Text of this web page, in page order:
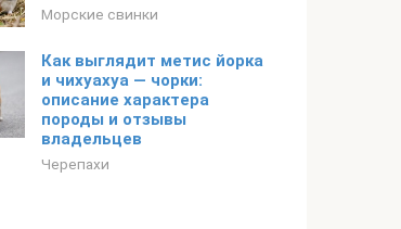
Морские свинки
Как выглядит метис йорка
и чихуахуа — чорки:
описание характера
породы и отзывы
владельцев
Черепахи